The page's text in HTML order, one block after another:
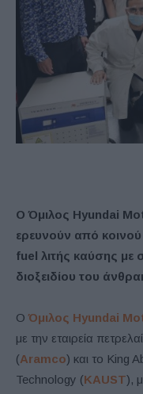
Ο Όμιλος Hyundai
ερευνούν από
fuel λιτής καύσης
διοξειδίου του
Ο Όμιλος Hyundai
με την εταιρεία
(Aramco) και το King
Technology (KAUST),